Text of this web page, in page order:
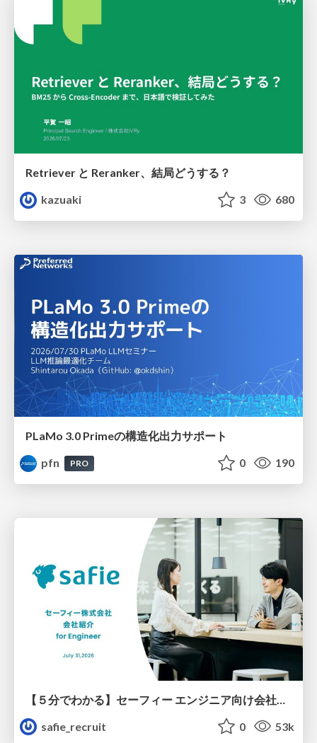
Retriever と Reranker、結局どうする？
kazuaki
3 680
PLaMo 3.0 Primeの構造化出力サポート
pfn
PRO 0 190
safie_recruit
0 53k